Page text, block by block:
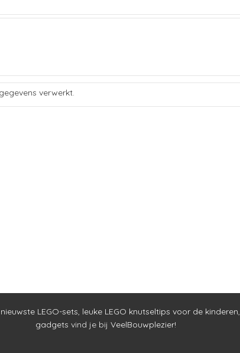
verwerkt.
LEGO-sets, leuke LEGO knutseltips voor de kinderen,
gadgets vind je bij VeelBouwplezier!